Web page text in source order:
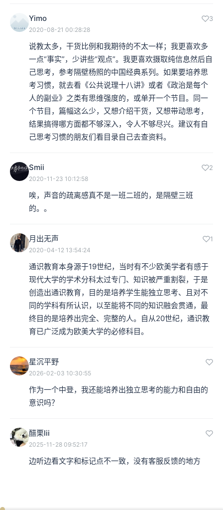
Yimo 3
2020-08-21 00:28:28
说教太多，干货比例和我期待的不太一样；我更喜欢多
一点“事实”，少讲些“观点”。我更喜欢摄取纯信息然后自
己思考，参考隔壁杨照的中国经典系列。如果要培养思
考习惯，就去看《公共说理十八讲》或者《政治是每个
人的副业》之类有思维强度的，或单开一个节目。同一
个节目，篇幅这么少，又想介绍干货，又想带动思考，
结果搞得哪方面都不够深入，令人不够尽兴。建议有自
己思考习惯的朋友们看目录自己去查资料。
Smii 2
2020-11-23 10:12:58
唉，声音的疏离感真不是一班二班的，是隔壁三班
的。。
月出无声 1
2020-04-12 13:54:24
通识教育本身源于19世纪，当时有不少欧美学者有感于
现代大学的学术分科太过专门、知识被严重割裂，于是
创造出通识教育，目的是培养学生能独立思考、且对不
同的学科有所认识，以至能将不同的知识融会贯通，最
终目的是培养出完全、完整的人。自从20世纪，通识教
育已广泛成为欧美大学的必修科目。
星沉平野
2026-02-03 10:30:55
作为一个中登，我还能培养出独立思考的能力和自由的
意识吗？
醋栗lii
2025-11-28 09:52:17
边听边看文字和标记点不一致，没有客服反馈的地方